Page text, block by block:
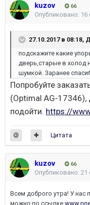
kuzov 66
Опубликовано: 16
27.10.2017 в 08:18,
подскажите какие
дверь,старые в холод
шумкой. Заранее
Попробуйте
(Optimal AG-
подойти. https://
Цитата
kuzov 66
Опубликовано: 21
Всем доброго утра! У нас
можно по ссылке